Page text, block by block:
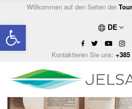
Open toolbar
Willkommen auf den Seiten der
DE
Kontaktieren Sie uns: +385